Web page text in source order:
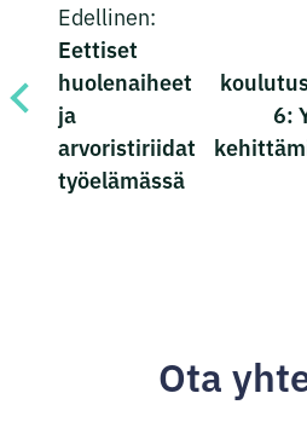
selaus
Edellinen:
Eettiset
huolenaiheet
ja
arvoristiriidat
työelämässä
6:
Ota